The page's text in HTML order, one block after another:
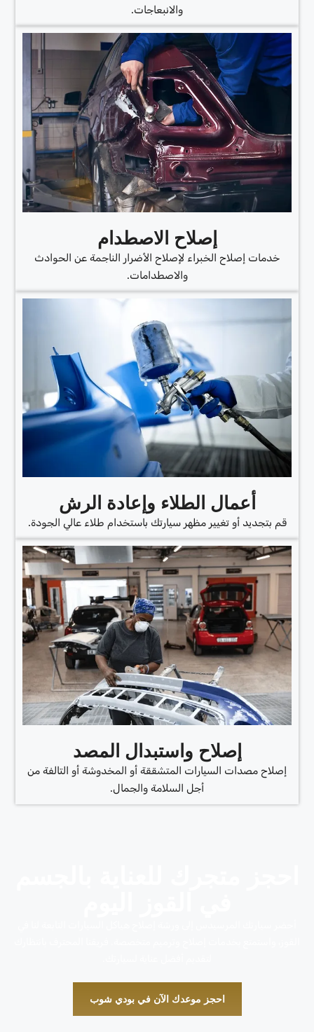
والانبعاجات.
إصلاح الاصطدام
خدمات إصلاح الخبراء لإصلاح الأضرار الناجمة عن الحوادث
والاصطدامات.
أعمال الطلاء وإعادة الرش
قم بتجديد أو تغيير مظهر سيارتك باستخدام طلاء عالي الجودة.
إصلاح واستبدال المصد
إصلاح مصدات السيارات المتشققة أو المخدوشة أو التالفة من
أجل السلامة والجمال.
احجز موعدك الآن في بودي شوب